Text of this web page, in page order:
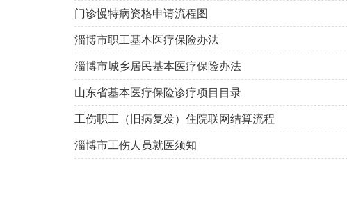
门诊慢特病资格申请流程图
淄博市职工基本医疗保险办法
淄博市城乡居民基本医疗保险办法
山东省基本医疗保险诊疗项目目录
工伤职工（旧病复发）住院联网结算流程
淄博市工伤人员就医须知